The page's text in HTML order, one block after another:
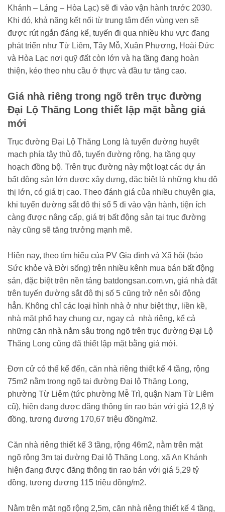
Khánh – Láng – Hòa Lạc) sẽ đi vào vận hành trước 2030.
Khi đó, khả năng kết nối từ trung tâm đến vùng ven sẽ
được rút ngắn đáng kể, tuyến đi qua nhiều khu vực đang
phát triển như Từ Liêm, Tây Mỗ, Xuân Phương, Hoài Đức
và Hòa Lạc nơi quỹ đất còn lớn và hạ tầng đang hoàn
thiện, kéo theo nhu cầu ở thực và đầu tư tăng cao.
Giá nhà riêng trong ngõ trên trục đường
Đại Lộ Thăng Long thiết lập mặt bằng giá
mới
Trục đường Đại Lộ Thăng Long là tuyến đường huyết
mạch phía tây thủ đô, tuyến đường rộng, hạ tầng quy
hoạch đồng bộ. Trên trục đường này một loạt các dự án
bất động sản lớn được xây dựng, đặc biệt là những khu đô
thị lớn, có giá trị cao. Theo đánh giá của nhiều chuyên gia,
khi tuyến đường sắt đô thị số 5 đi vào vận hành, tiện ích
càng được nâng cấp, giá trị bất động sản tại trục đường
này cũng sẽ tăng trưởng mạnh mẽ.
Hiện nay, theo tìm hiểu của PV Gia đình và Xã hội (báo
Sức khỏe và Đời sống) trên nhiều kênh mua bán bất động
sản, đặc biệt trên nền tảng batdongsan.com.vn, giá nhà đất
trên tuyến đường sắt đô thị số 5 cũng trở nên sôi động
hẳn. Không chỉ các loại hình nhà ở như biệt thự, liền kề,
nhà mặt phố hay chung cư, ngay cả nhà riêng, kể cả
những căn nhà nằm sâu trong ngõ trên trục đường Đại Lộ
Thăng Long cũng đã thiết lập mặt bằng giá mới.
Đơn cử có thể kể đến, căn nhà riêng thiết kế 4 tầng, rộng
75m2 nằm trong ngõ tại đường Đại lộ Thăng Long,
phường Từ Liêm (tức phường Mễ Trì, quận Nam Từ Liêm
cũ), hiện đang được đăng thông tin rao bán với giá 12,8 tỷ
đồng, tương đương 170,67 triệu đồng/m2.
Căn nhà riêng thiết kế 3 tầng, rộng 46m2, nằm trên mặt
ngõ rộng 3m tại đường Đại lộ Thăng Long, xã An Khánh
hiện đang được đăng thông tin rao bán với giá 5,29 tỷ
đồng, tương đương 115 triệu đồng/m2.
Nằm trên mặt ngõ rộng 2,5m, căn nhà riêng thiết kế 4 tầng,